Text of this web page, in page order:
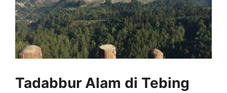
Tadabbur Alam di Tebing